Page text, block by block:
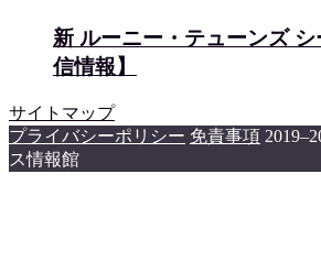
新 ルーニー・テューンズ
信情報】
サイトマップ
プライバシーポリシー 免責事項
ス情報館